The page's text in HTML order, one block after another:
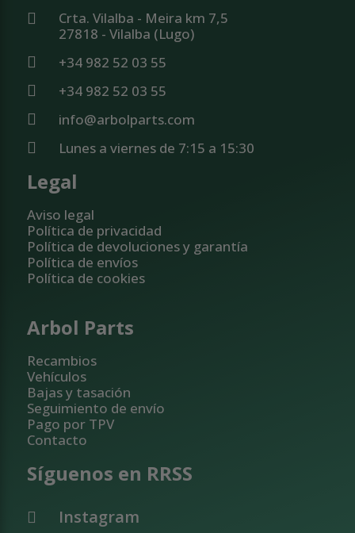
Crta. Vilalba - Meira km 7,5
27818 - Vilalba (Lugo)
+34 982 52 03 55
+34 982 52 03 55
info@arbolparts.com
Lunes a viernes de 7:15 a 15:30
Legal
Aviso legal
Política de privacidad
Política de devoluciones y garantía
Política de envíos
Política de cookies
Arbol Parts
Recambios
Vehículos
Bajas y tasación
Seguimiento de envío
Pago por TPV
Contacto
Síguenos en RRSS
Instagram